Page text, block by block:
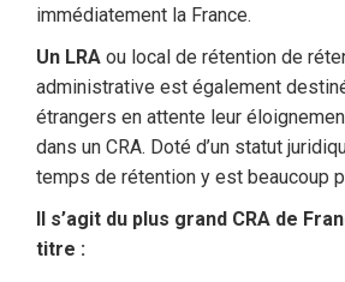
immédiatement la France.
Un LRA ou local de rétention de
administrative est également
étrangers en attente leur
dans un CRA. Doté d’un statut
temps de rétention y est beaucoup
Il s’agit du plus grand CRA de
titre :